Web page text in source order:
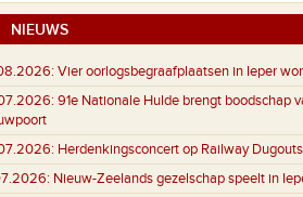
NIEUWS
Vier oorlogsbegraafplaatsen in Ieper
91e Nationale Hulde brengt boodschap
Herdenkingsconcert op Railway
Nieuw-Zeelands gezelschap speelt in